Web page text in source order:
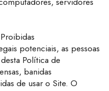
potenciais, as pessoas
Política de
banidas
de usar o Site. O